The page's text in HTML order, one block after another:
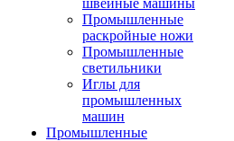
швейные машины
Промышленные
раскройные ножи
Промышленные
светильники
Иглы для
промышленных
машин
Промышленные